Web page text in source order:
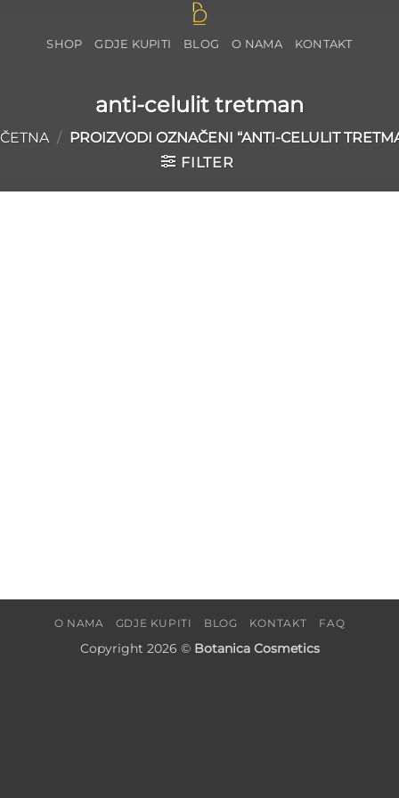
SHOP GDJE KUPITI BLOG O NAMA KONTAKT
anti-celulit tretman
/ PROIZVODI OZNAČENI “ANTI-CELULIT
FILTER
O NAMA GDJE KUPITI BLOG KONTAKT FAQ
Copyright 2026 © Botanica Cosmetics